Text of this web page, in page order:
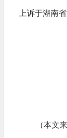
上诉于湖南
（本文